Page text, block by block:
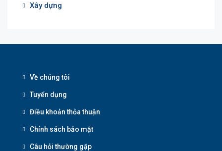
Xây dựng
Về chúng tôi
Tuyển dụng
Điều khoản thỏa thuận
Chính sách bảo mật
Câu hỏi thường gặp